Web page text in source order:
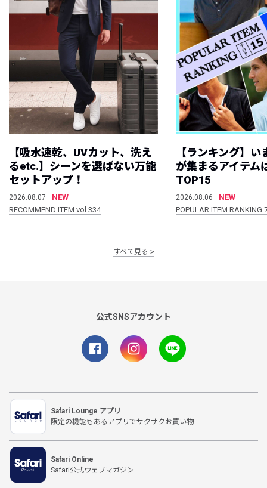
【吸水速乾、UVカット、洗え
るetc.】シーンを選ばない万能
セットアップ！
2026.08.07
NEW
RECOMMEND ITEM vol.334
【ランキング】
が集まるアイテム
TOP15
2026.08.06
NEW
POPULAR ITEM
すべて見る
公式SNSアカウント
Safari Lounge アプリ
限定の機能もあるアプリでサクサクお買い物
Safari Online
Safari公式ウェブマガジン